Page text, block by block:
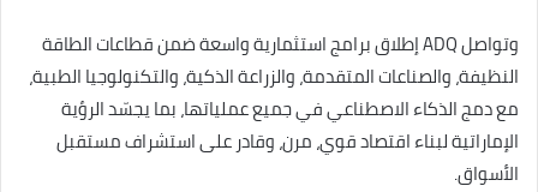
وتواصل ADQ إطلاق برامج استثمارية واسعة ضمن قطاعات الطاقة
النظيفة، والصناعات المتقدمة، والزراعة الذكية، والتكنولوجيا الطبية،
مع دمج الذكاء الاصطناعي في جميع عملياتها، بما يجسّد الرؤية
الإماراتية لبناء اقتصاد قوي، مرن، وقادر على استشراف مستقبل
الأسواق.